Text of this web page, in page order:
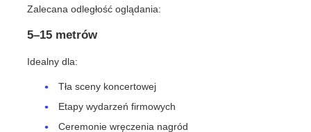
Zalecana odległość oglądania:
5–15 metrów
Idealny dla:
Tła sceny koncertowej
Etapy wydarzeń firmowych
Ceremonie wręczenia nagród